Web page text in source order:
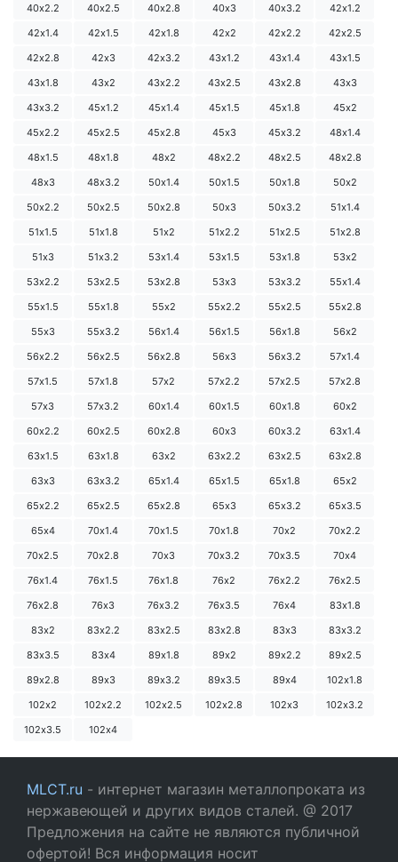
40х2.2
40х2.5 40х2.8 40х3 40х3.2
42х1.2
42х1.4
42х1.5 42х1.8 42х2 42х2.2
42х2.5
42х2.8
42х3 42х3.2 43х1.2 43х1.4
43х1.5
43х1.8
43х2 43х2.2 43х2.5 43х2.8
43х3
43х3.2
45х1.2 45х1.4 45х1.5 45х1.8
45х2
45х2.2
45х2.5 45х2.8 45х3 45х3.2
48х1.4
48х1.5
48х1.8 48х2 48х2.2 48х2.5
48х2.8
48х3
48х3.2 50х1.4 50х1.5 50х1.8
50х2
50х2.2
50х2.5 50х2.8 50х3 50х3.2
51х1.4
51х1.5
51х1.8 51х2 51х2.2 51х2.5
51х2.8
51х3
51х3.2 53х1.4 53х1.5 53х1.8
53х2
53х2.2
53х2.5 53х2.8 53х3 53х3.2
55х1.4
55х1.5
55х1.8 55х2 55х2.2 55х2.5
55х2.8
55х3
55х3.2 56х1.4 56х1.5 56х1.8
56х2
56х2.2
56х2.5 56х2.8 56х3 56х3.2
57х1.4
57х1.5
57х1.8 57х2 57х2.2 57х2.5
57х2.8
57х3
57х3.2 60х1.4 60х1.5 60х1.8
60х2
60х2.2
60х2.5 60х2.8 60х3 60х3.2
63х1.4
63х1.5
63х1.8 63х2 63х2.2 63х2.5
63х2.8
63х3
63х3.2 65х1.4 65х1.5 65х1.8
65х2
65х2.2
65х2.5 65х2.8 65х3 65х3.2
65х3.5
65х4
70х1.4 70х1.5 70х1.8 70х2
70х2.2
70х2.5
70х2.8 70х3 70х3.2 70х3.5
70х4
76х1.4
76х1.5 76х1.8 76х2 76х2.2
76х2.5
76х2.8
76х3 76х3.2 76х3.5 76х4
83х1.8
83х2
83х2.2 83х2.5 83х2.8 83х3
83х3.2
83х3.5
83х4 89х1.8 89х2 89х2.2
89х2.5
89х2.8
89х3 89х3.2 89х3.5 89х4
102х1.8
102х2
102х2.2 102х2.5 102х2.8 102х3
102х3.2
102х3.5
102х4
MLCT.ru - интернет магазин металлопроката из
нержавеющей и других видов сталей. @ 2017
Предложения на сайте не являются публичной
офертой! Вся информация носит